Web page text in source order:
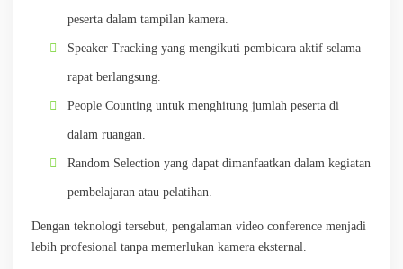
peserta dalam tampilan kamera.
Speaker Tracking yang mengikuti pembicara aktif selama
rapat berlangsung.
People Counting untuk menghitung jumlah peserta di
dalam ruangan.
Random Selection yang dapat dimanfaatkan dalam kegiatan
pembelajaran atau pelatihan.
Dengan teknologi tersebut, pengalaman video conference menjadi
lebih profesional tanpa memerlukan kamera eksternal.